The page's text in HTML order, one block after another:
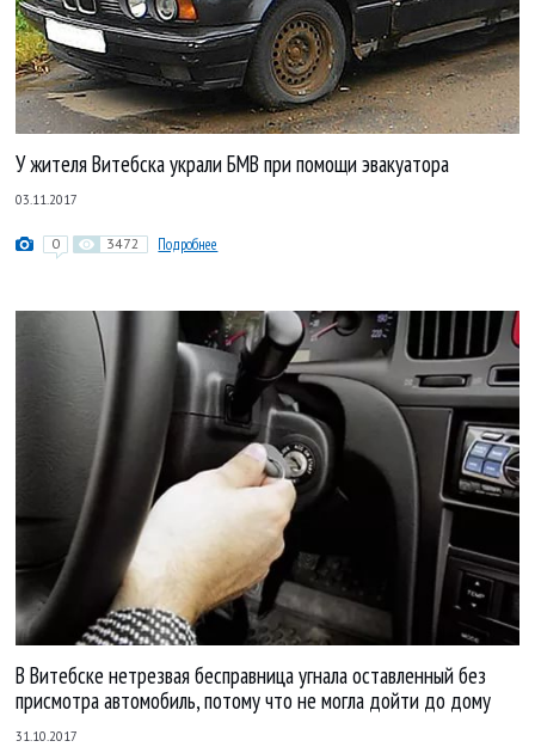
У жителя Витебска украли БМВ при помощи эвакуатора
03.11.2017
0 3472 Подробнее
В Витебске нетрезвая бесправница угнала оставленный без
присмотра автомобиль, потому что не могла дойти до дому
31.10.2017